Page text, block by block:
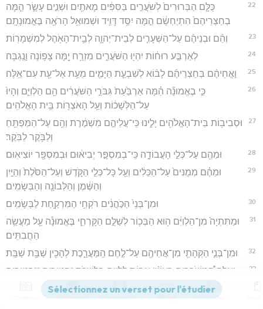
22
כֻּלָּ֤ם הַבְּרוּרִים֙ לְשֹׁעֲרִ֣ים בַּסִּפִּ֔ים מָאתַ֖יִם וּשְׁנֵ֣ים עָשָׂ֑ר הֵ֤מָּה
בְחַצְרֵיהֶם֙ הִתְיַחְשָׂ֔ם הֵ֣מָּה יִסַּ֥ד דָּוִ֛יד וּשְׁמוּאֵ֥ל הָרֹאֶ֖ה בֶּאֱמוּנָתָֽם׃
23 וְהֵ֨ם וּבְנֵיהֶ֜ם עַל־הַשְּׁעָרִ֧ים לְבֵית־יְהוָ֛ה לְבֵ֥ית־הָאֹ֖הֶל לְמִשְׁמָרֽוֹת׃
24 לְאַרְבַּ֣ע רוּח֔וֹת יִהְי֖וּ הַשֹּׁעֲרִ֑ים מִזְרָ֥ח יָ֖מָּה צָפ֥וֹנָה וָנֶֽגְבָּה׃
25 וַאֲחֵיהֶ֨ם בְּחַצְרֵיהֶ֜ם לָב֨וֹא לְשִׁבְעַ֧ת הַיָּמִ֛ים מֵעֵ֥ת אֶל־עֵ֖ת עִם־אֵֽלֶּה׃
26
כִּ֣י בֶאֱמוּנָ֞ה הֵ֗מָּה אַרְבַּ֙עַת֙ גִּבֹּרֵ֣י הַשֹּׁעֲרִ֔ים הֵ֖ם הַלְוִיִּ֑ם וְהָיוּ֙
עַל־הַלְּשָׁכ֔וֹת וְעַ֥ל הָאֹצְר֖וֹת בֵּ֥ית הָאֱלֹהִֽים׃
27
וּסְבִיב֥וֹת בֵּית־הָאֱלֹהִ֖ים יָלִ֑ינוּ כִּֽי־עֲלֵיהֶ֣ם מִשְׁמֶ֔רֶת וְהֵ֥ם עַל־הַמַּפְתֵּ֖חַ
וְלַבֹּ֥קֶר לַבֹּֽקֶר׃
28 וּמֵהֶ֖ם עַל־כְּלֵ֣י הָעֲבוֹדָ֑ה כִּֽי־בְמִסְפָּ֣ר יְבִיא֔וּם וּבְמִסְפָּ֖ר יוֹצִיאֽוּם׃
29
וּמֵהֶ֗ם מְמֻנִּים֙ עַל־הַכֵּלִ֔ים וְעַ֖ל כָּל־כְּלֵ֣י הַקֹּ֑דֶשׁ וְעַל־הַסֹּ֙לֶת֙ וְהַיַּ֣יִן
וְהַשֶּׁ֔מֶן וְהַלְּבוֹנָ֖ה וְהַבְּשָׂמִֽים׃
30 וּמִן־בְּנֵי֙ הַכֹּ֣הֲנִ֔ים רֹקְחֵ֥י הַמִּרְקַ֖חַת לַבְּשָׂמִֽים׃
31
וּמַתִּתְיָה֙ מִן־הַלְוִיִּ֔ם ה֥וּא הַבְּכ֖וֹר לְשַׁלֻּ֣ם הַקָּרְחִ֑י בֶּאֱמוּנָ֕ה עַ֖ל מַעֲשֵׂ֥ה
הַחֲבִתִּֽים׃
32 וּמִן־בְּנֵ֧י הַקְּהָתִ֛י מִן־אֲחֵיהֶ֖ם עַל־לֶ֣חֶם הַֽמַּעֲרָ֑כֶת לְהָכִ֖ין שַׁבַּ֥ת שַׁבָּֽת׃
33
וְאֵ֣לֶּה הַ֠מְשֹׁרְרִים רָאשֵׁ֨י אָב֧וֹת לַלְוִיִּ֛ם בַּלְּשָׁכֹ֖ת *פטירים **פְּטוּרִ֑ים
כִּֽי־יוֹמָ֥ם וָלַ֛יְלָה עֲלֵיהֶ֖ם בַּמְּלָאכָֽה׃
Versions Commentaires Strong